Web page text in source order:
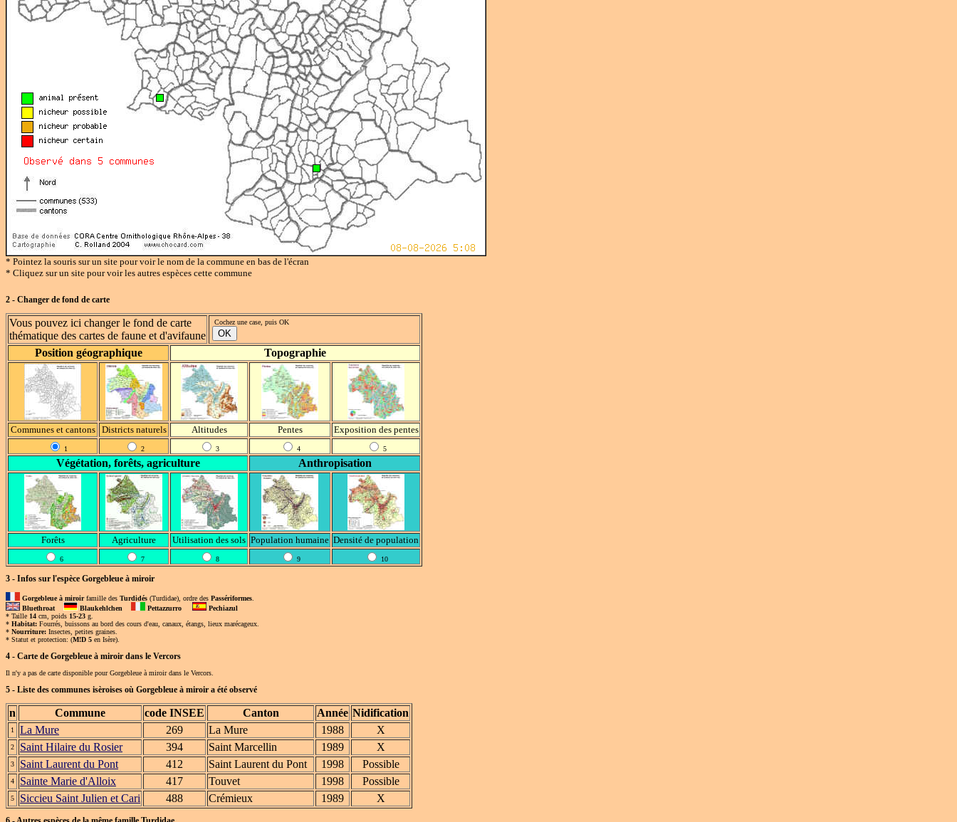
* Pointez la souris sur un site pour voir le nom de la commune en bas de l'écran
* Cliquez sur un site pour voir les autres espèces cette commune
2 - Changer de fond de carte
Vous pouvez ici changer le fond de carte
thématique des cartes de faune et d'avifaune
Cochez une case, puis OK
Position géographique Topographie
Communes et cantons Districts naturels Altitudes Pentes Exposition des pentes
1 2 3 4 5
Végétation, forêts, agriculture Anthropisation
Forêts Agriculture Utilisation des sols Population humaine Densité de population
6 7 8 9 10
3 - Infos sur l'espèce Gorgebleue à miroir
Gorgebleue à miroirfamille des Turdidés (Turdidae), ordre des Passériformes
Bluethroat
Blaukehlchen Pettazzurro
Pechiazul
* Taille 14 cm, poids 15-23 g.
* Habitat: Fourrés, buissons au bord des cours d'eau, canaux, étangs, lieux marécageux.
* Nourriture: Insectes, petites graines.
* Statut et protection: (M!D 5 en Isère).
4 - Carte de Gorgebleue à miroir dans le Vercors
Il n'y a pas de carte disponible pour Gorgebleue à miroir dans le Vercors.
5 - Liste des communes isèroises où Gorgebleue à miroir a été observé
n Commune code INSEE Canton Année Nidification
1 La Mure 269 La Mure 1988 X
2 Saint Hilaire du Rosier 394 Saint Marcellin 1989 X
3 Saint Laurent du Pont 412 Saint Laurent du Pont 1998 Possible
4 Sainte Marie d'Alloix 417 Touvet 1998 Possible
5 Siccieu Saint Julien et Cari 488 Crémieux 1989 X